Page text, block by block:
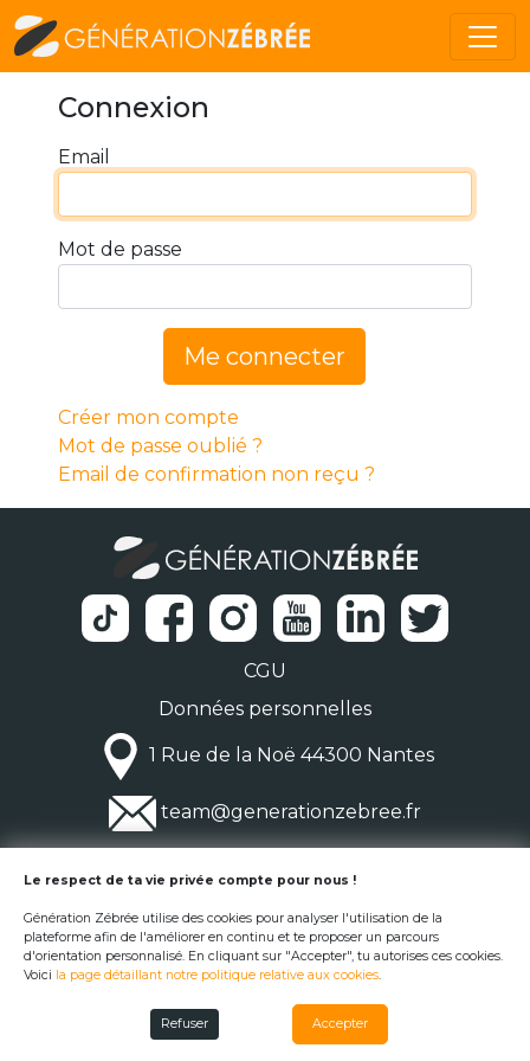
Connexion
Email
Mot de passe
Me connecter
Créer mon compte
Mot de passe oublié ?
Email de confirmation non reçu ?
CGU
Données personnelles
1 Rue de la Noë 44300 Nantes
team@generationzebree.fr
© Génération Zébrée 2026
Le respect de ta vie privée compte pour nous !
Génération Zébrée utilise des cookies pour analyser l'utilisation de la
plateforme afin de l'améliorer en continu et te proposer un parcours
d'orientation personnalisé. En cliquant sur "Accepter", tu autorises ces cookies.
Voici la page détaillant notre politique relative aux cookies.
Refuser Accepter